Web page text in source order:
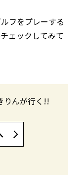
フをプレーする
ェックしてみて
りんが行く!!